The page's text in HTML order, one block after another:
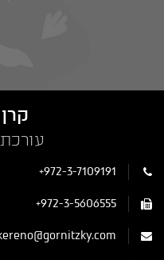
+972-3-7109191
+972-3-5606555